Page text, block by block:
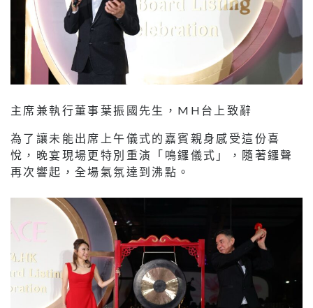
主席兼執行董事葉振國先生，MH台上致辭
為了讓未能出席上午儀式的嘉賓親身感受這份喜
悅，晚宴現場更特別重演「鳴鑼儀式」，隨著鑼聲
再次響起，全場氣氛達到沸點。